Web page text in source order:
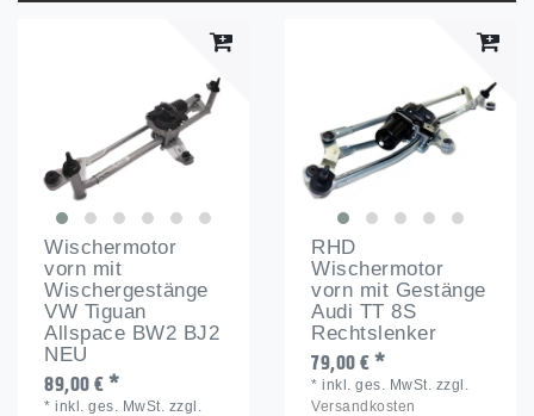
Wischermotor
vorn mit
Wischergestänge
VW Tiguan
Allspace BW2 BJ2
NEU
89,00 € *
*inkl. ges. MwSt. zzgl.
RHD
Wischermotor
vorn mit Gestänge
Audi TT 8S
Rechtslenker
79,00 € *
*inkl. ges. MwSt. zzgl.
Versandkosten